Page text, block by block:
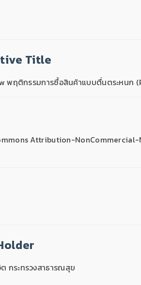
Title
พฤติกรรมการซื้อสินค้าแบบตื่นตระหนก
Attribution-
กระทรวงสาธารณสุข